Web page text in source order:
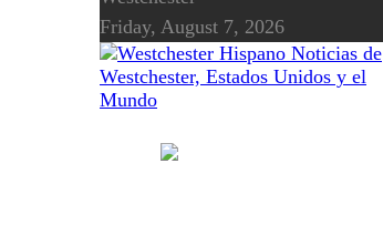
Friday, August 7, 2026
Noticias de
Westchester, Estados Unidos y el
Mundo